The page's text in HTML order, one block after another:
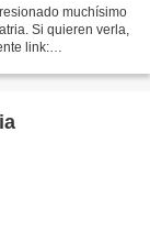
muchísimo
Si quieren verla,
link: